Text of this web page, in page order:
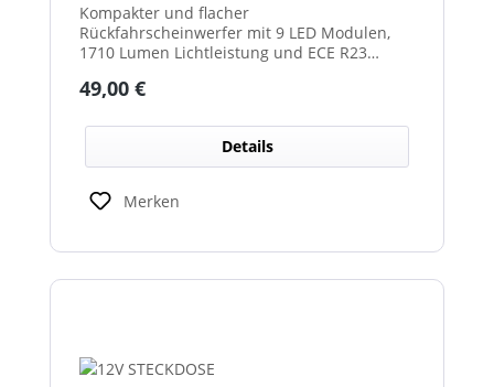
Kompakter und flacher
Rückfahrscheinwerfer mit 9 LED Modulen,
1710 Lumen Lichtleistung und ECE R23
Regulärer Preis:
49,00 €
Details
Merken